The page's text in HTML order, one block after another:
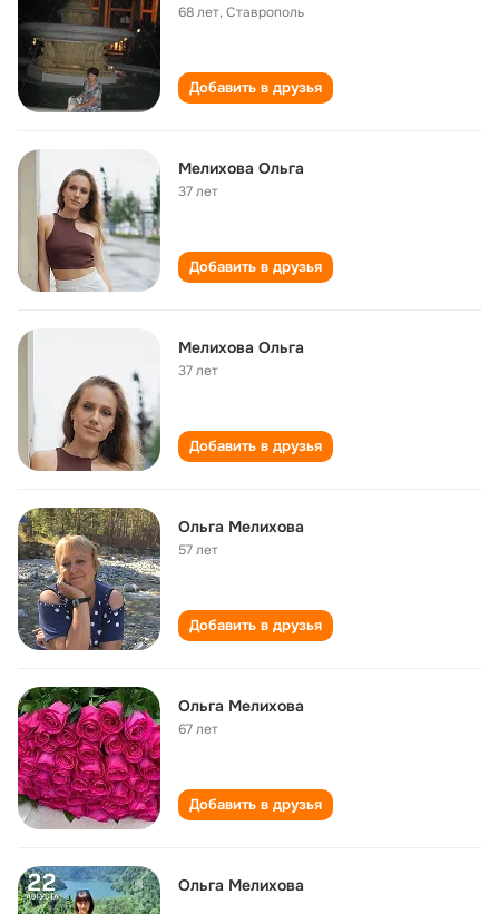
68 лет,Ставрополь
Добавить в друзья
Мелихова Ольга
37 лет
Добавить в друзья
Мелихова Ольга
37 лет
Добавить в друзья
Ольга Мелихова
57 лет
Добавить в друзья
Ольга Мелихова
67 лет
Добавить в друзья
Ольга Мелихова